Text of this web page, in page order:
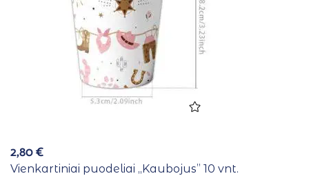
2,80€
Vienkartiniai puodeliai ,,Kaubojus” 10 vnt.